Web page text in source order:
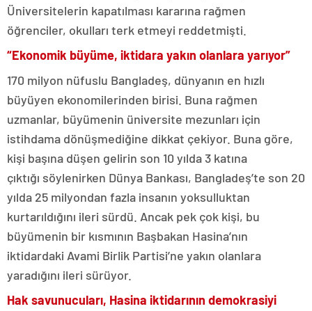
Üniversitelerin kapatılması kararına rağmen
öğrenciler, okulları terk etmeyi reddetmişti.
“Ekonomik büyüme, iktidara yakın olanlara yarıyor”
170 milyon nüfuslu Bangladeş, dünyanın en hızlı
büyüyen ekonomilerinden birisi. Buna rağmen
uzmanlar, büyümenin üniversite mezunları için
istihdama dönüşmediğine dikkat çekiyor. Buna göre,
kişi başına düşen gelirin son 10 yılda 3 katına
çıktığı söylenirken Dünya Bankası, Bangladeş’te son 20
yılda 25 milyondan fazla insanın yoksulluktan
kurtarıldığını ileri sürdü. Ancak pek çok kişi, bu
büyümenin bir kısmının Başbakan Hasina’nın
iktidardaki Avami Birlik Partisi’ne yakın olanlara
yaradığını ileri sürüyor.
Hak savunucuları, Hasina iktidarının demokrasiyi